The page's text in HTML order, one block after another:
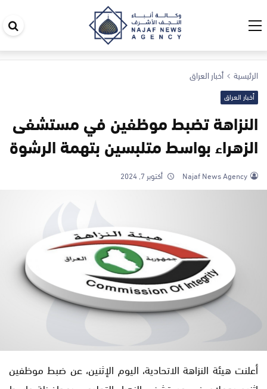
الرئيسية أخبار العراق
أخبار العراق
النزاهة تضبط موظفين في مستشفى
الزهراء بواسط متلبسين بتهمة الرشوة
Najaf News Agency أكتوبر 7, 2024
أعلنت هيئة النزاهة الاتحادية، اليوم الإثنين، عن ضبط موظفين